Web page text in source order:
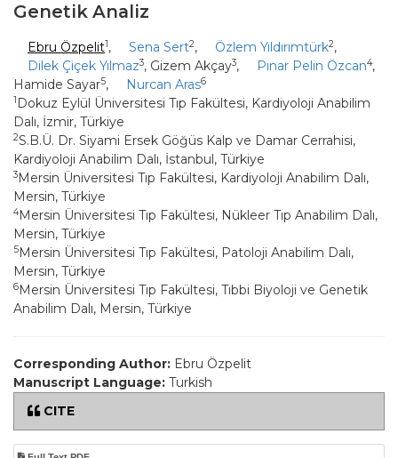
Genetik Analiz
Ebru Özpelit1, Sena Sert2, Özlem Yıldırımtürk2,
Dilek Çiçek Yılmaz3, Gizem Akçay3, Pınar Pelin Özcan4,
Hamide Sayar5, Nurcan Aras6
1 Dokuz Eylül Üniversitesi Tıp Fakültesi, Kardiyoloji Anabilim
Dalı, İzmir, Türkiye
2S.B.Ü. Dr. Siyami Ersek Göğüs Kalp ve Damar Cerrahisi,
Kardiyoloji Anabilim Dalı, İstanbul, Türkiye
3Mersin Üniversitesi Tıp Fakültesi, Kardiyoloji Anabilim Dalı,
Mersin, Türkiye
4Mersin Üniversitesi Tıp Fakültesi, Nükleer Tıp Anabilim Dalı,
Mersin, Türkiye
5Mersin Üniversitesi Tıp Fakültesi, Patoloji Anabilim Dalı,
Mersin, Türkiye
6Mersin Üniversitesi Tıp Fakültesi, Tıbbi Biyoloji ve Genetik
Anabilim Dalı, Mersin, Türkiye
Corresponding Author: Ebru Özpelit
Manuscript Language: Turkish
CITE